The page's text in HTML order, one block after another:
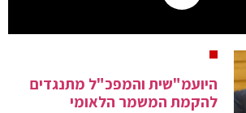
היועמ"שית והמפכ"ל מתנגדים
להקמת המשמר הלאומי